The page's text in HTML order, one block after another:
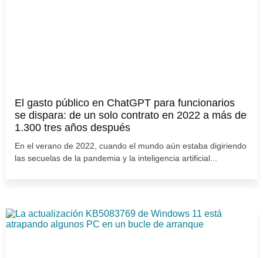
El gasto público en ChatGPT para funcionarios
se dispara: de un solo contrato en 2022 a más de
1.300 tres años después
En el verano de 2022, cuando el mundo aún estaba digiriendo
las secuelas de la pandemia y la inteligencia artificial...